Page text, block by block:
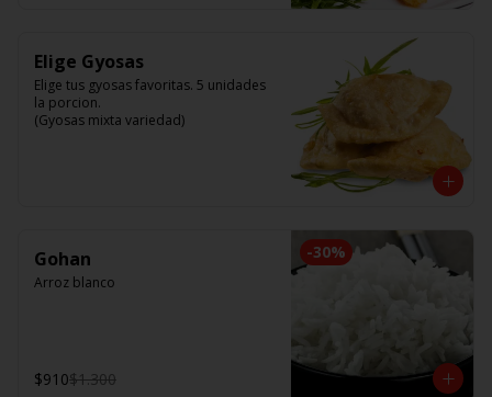
Elige Gyosas
Elige tus gyosas favoritas. 5 unidades
la porcion.
(Gyosas mixta variedad)
-30%
Gohan
Arroz blanco
$910$1.300